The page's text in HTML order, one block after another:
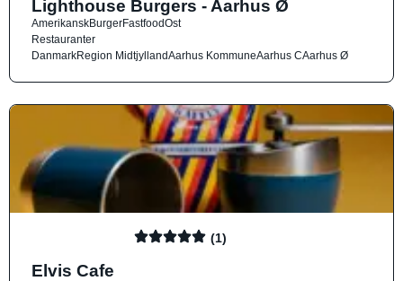
Lighthouse Burgers - Aarhus Ø
AmerikanskBurgerFastfoodOst
Restauranter
DanmarkRegion MidtjyllandAarhus KommuneAarhus CAarhus Ø
(1)
Elvis Cafe